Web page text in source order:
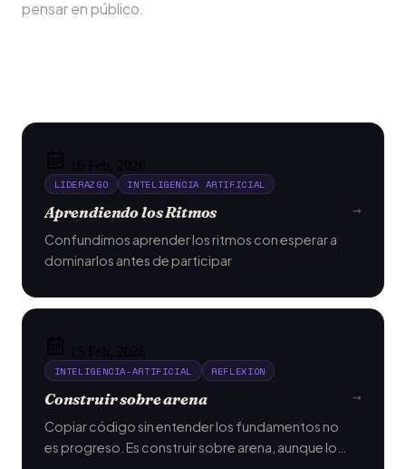
pensar en público.
16 Feb, 2026
LIDERAZGO INTELIGENCIA ARTIFICIAL
Aprendiendo los Ritmos
Confundimos aprender los ritmos con esperar a
dominarlos antes de participar
→
15 Feb, 2026
INTELIGENCIA-ARTIFICIAL REFLEXIÓN
Construir sobre arena
Copiar código sin entender los fundamentos no
es progreso. Es construir sobre arena, aunque lo
→